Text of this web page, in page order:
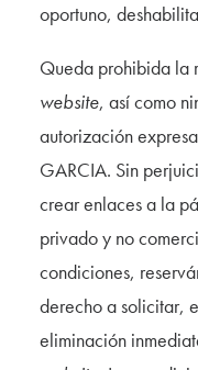
oportuno,
Queda prohibida la
website, así como
autorización
GARCIA. Sin
crear enlaces a la
privado y no
condiciones,
derecho a solicitar,
eliminación